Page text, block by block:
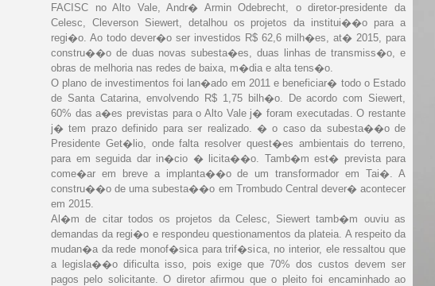
FACISC no Alto Vale, Andr� Armin Odebrecht, o diretor-presidente da
Celesc, Cleverson Siewert, detalhou os projetos da institui��o para a
regi�o. Ao todo dever�o ser investidos R$ 62,6 milh�es, at� 2015, para
constru��o de duas novas subesta�es, duas linhas de transmiss�o, e
obras de melhoria nas redes de baixa, m�dia e alta tens�o.
O plano de investimentos foi lan�ado em 2011 e beneficiar� todo o Estado
de Santa Catarina, envolvendo R$ 1,75 bilh�o. De acordo com Siewert,
60% das a�es previstas para o Alto Vale j� foram executadas. O restante
j� tem prazo definido para ser realizado. � o caso da subesta��o de
Presidente Get�lio, onde falta resolver quest�es ambientais do terreno,
para em seguida dar in�cio � licita��o. Tamb�m est� prevista para
come�ar em breve a implanta��o de um transformador em Tai�. A
constru��o de uma subesta��o em Trombudo Central dever� acontecer
em 2015.
Al�m de citar todos os projetos da Celesc, Siewert tamb�m ouviu as
demandas da regi�o e respondeu questionamentos da plateia. A respeito da
mudan�a da rede monof�sica para trif�sica, no interior, ele ressaltou que
a legisla��o dificulta isso, pois exige que 70% dos custos devem ser
pagos pelo solicitante. O diretor afirmou que o pleito foi encaminhado ao